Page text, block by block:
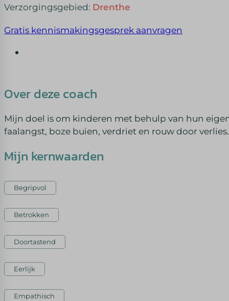
Verzorgingsgebied: Drenthe
Gratis kennismakingsgesprek aanvragen
Over deze coach
Mijn doel is om kinderen met behulp van hun
faalangst, boze buien, verdriet en rouw door verlies.
Mijn kernwaarden
Begripvol
Betrokken
Doortastend
Eerlijk
Empathisch